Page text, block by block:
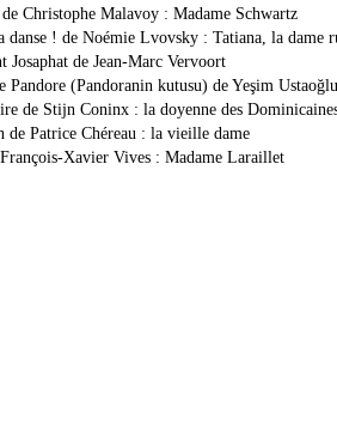
Christophe Malavoy : Madame Schwartz
danse ! de Noémie Lvovsky : Tatiana, la dame
Josaphat de Jean-Marc Vervoort
Pandore (Pandoranin kutusu) de Yeşim
de Stijn Coninx : la doyenne des
de Patrice Chéreau : la vieille dame
Xavier Vives : Madame Laraillet